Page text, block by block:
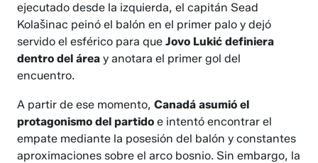
ejecutado desde la izquierda, el capitán Sead
Kolašinac peinó el balón en el primer palo y dejó
servido el esférico para queJovo Lukić definiera
dentro del área y anotara el primer gol del
encuentro.
A partir de ese momento,Canadá asumió el
protagonismo del partido e intentó encontrar el
empate mediante la posesión del balón y constantes
aproximaciones sobre el arco bosnio. Sin embargo, la